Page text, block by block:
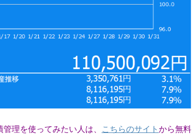
理を使ってみたい人は、 こちらのサイト から無料